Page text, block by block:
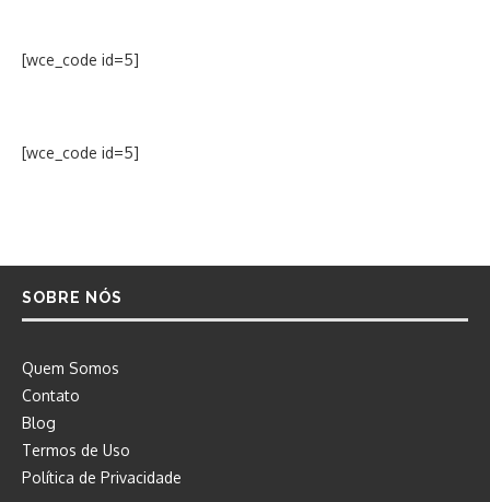
[wce_code id=5]
[wce_code id=5]
SOBRE NÓS
Quem Somos
Contato
Blog
Termos de Uso
Política de Privacidade